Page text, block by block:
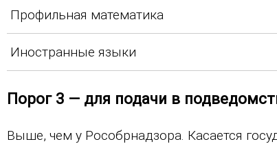
Профильная математика
Иностранные языки
Порог 3 — для подачи в
Выше, чем у Рособрнадзора. Касается